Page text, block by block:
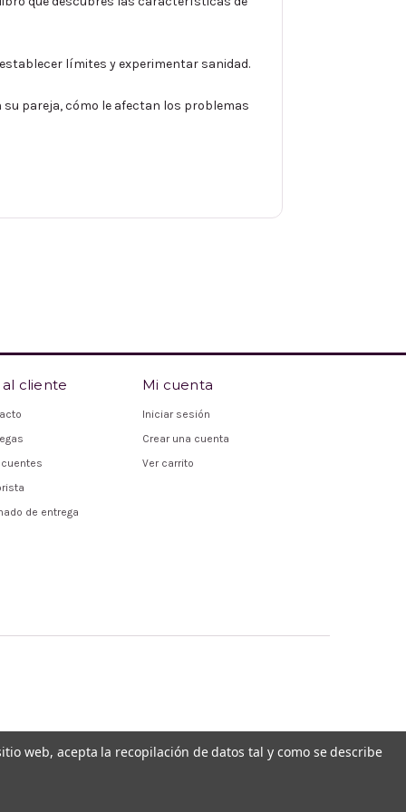
límites y experimentar sanidad.
su pareja, cómo le afectan los problemas
cliente
de entrega
Mi cuenta
Iniciar sesión
Crear una cuenta
Ver carrito
web, acepta la recopilación de datos tal y como se describe